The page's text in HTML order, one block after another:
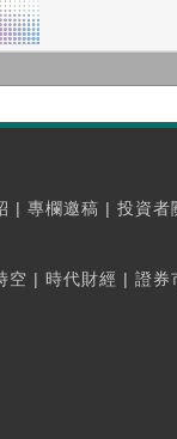
| 專欄邀稿 | 投資者
空 | 時代財經 | 證券